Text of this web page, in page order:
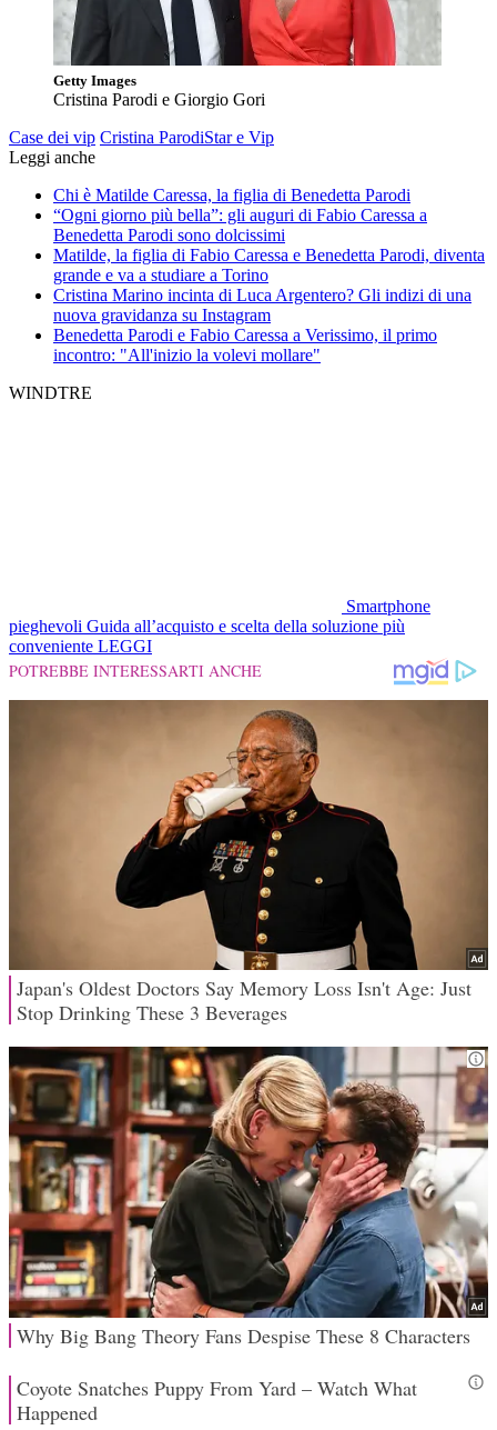
Getty Images
Cristina Parodi e Giorgio Gori
Case dei vip Cristina ParodiStar e Vip
Leggi anche
Chi è Matilde Caressa, la figlia di Benedetta Parodi
“Ogni giorno più bella”: gli auguri di Fabio Caressa a
Benedetta Parodi sono dolcissimi
Matilde, la figlia di Fabio Caressa e Benedetta Parodi, diventa
grande e va a studiare a Torino
Cristina Marino incinta di Luca Argentero? Gli indizi di una
nuova gravidanza su Instagram
Benedetta Parodi e Fabio Caressa a Verissimo, il primo
incontro: "All'inizio la volevi mollare"
WINDTRE
Smartphone
pieghevoli Guida all’acquisto e scelta della soluzione più
conveniente LEGGI